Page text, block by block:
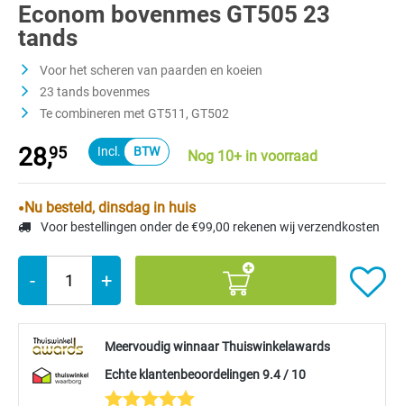
Econom bovenmes GT505 23
tands
Voor het scheren van paarden en koeien
23 tands bovenmes
Te combineren met GT511, GT502
28,95 Nog 10+ in voorraad
Nu besteld, dinsdag in huis
Voor bestellingen onder de €99,00 rekenen wij verzendkosten
- +
Meervoudig winnaar Thuiswinkelawards
Echte klantenbeoordelingen 9.4 / 10